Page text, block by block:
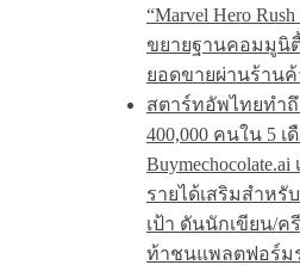
“Marvel Hero
ขยายฐานคอมมูนิ
ยอดขายผ่านร้าน
สตาร์ทอัพไทยทำถึ
400,000 คนใน 5 เ
รายได้เสริมสำห
เป้า ดันนักเขียน/ค
ท้าชนแพลตฟอร์ม